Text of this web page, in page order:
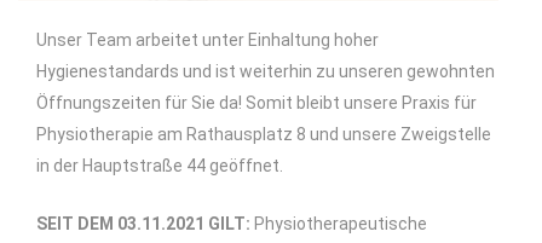
Unser Team arbeitet unter Einhaltung hoher
Hygienestandards und ist weiterhin zu unseren gewohnten
Öffnungszeiten für Sie da! Somit bleibt unsere Praxis für
Physiotherapie am Rathausplatz 8 und unsere Zweigstelle
in der Hauptstraße 44 geöffnet.
SEIT DEM 03.11.2021 GILT: Physiotherapeutische